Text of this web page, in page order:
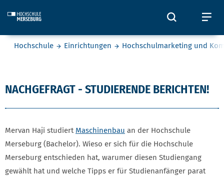
Öffnet
Sie befinden sich hier:
Hochschule Einrichtungen Hochschulmarketing und
NACHGEFRAGT - STUDIERENDE BERICHTEN!
Mervan Haji studiert Maschinenbau an der Hochschule
Merseburg (Bachelor). Wieso er sich für die Hochschule
Merseburg entschieden hat, warumer diesen Studiengang
gewählt hat und welche Tipps er für Studienanfänger parat